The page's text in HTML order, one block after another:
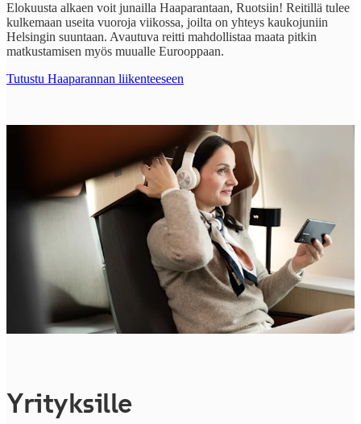
Elokuusta alkaen voit junailla Haaparantaan, Ruotsiin! Reitillä tulee
kulkemaan useita vuoroja viikossa, joilta on yhteys kaukojuniin
Helsingin suuntaan. Avautuva reitti mahdollistaa maata pitkin
matkustamisen myös muualle Eurooppaan.
Tutustu Haaparannan liikenteeseen
Yrityksille